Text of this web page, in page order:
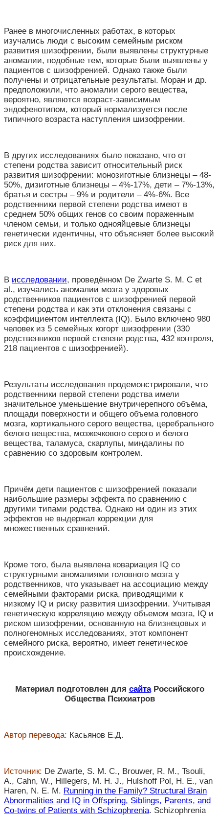
Ранее в многочисленных работах, в которых
изучались люди с высоким семейным риском
развития шизофрении, были выявлены структурные
аномалии, подобные тем, которые были выявлены у
пациентов с шизофренией. Однако также были
получены и отрицательные результаты. Моран и др.
предположили, что аномалии серого вещества,
вероятно, являются возраст-зависимым
эндофенотипом, который нормализуется после
типичного возраста наступления шизофрении.
В других исследованиях было показано, что от
степени родства зависит относительный риск
развития шизофрении: монозиготные близнецы – 48-
50%, дизиготные близнецы – 4%-17%, дети – 7%-13%,
братья и сестры – 9% и родители – 4%-6%. Все
родственники первой степени родства имеют в
среднем 50% общих генов со своим пораженным
членом семьи, и только однояйцевые близнецы
генетически идентичны, что объясняет более высокий
риск для них.
В исследовании, проведённом De Zwarte S. M. C et
al., изучались аномалии мозга у здоровых
родственников пациентов с шизофренией первой
степени родства и как эти отклонения связаны с
коэффициентом интеллекта (IQ). Было включено 980
человек из 5 семейных когорт шизофрении (330
родственников первой степени родства, 432 контроля,
218 пациентов с шизофренией).
Результаты исследования продемонстрировали, что
родственники первой степени родства имели
значительное уменьшение внутричерепного объёма,
площади поверхности и общего объема головного
мозга, кортикального серого вещества, церебрального
белого вещества, мозжечкового серого и белого
вещества, таламуса, скарлупы, миндалины по
сравнению со здоровым контролем.
Причём дети пациентов с шизофренией показали
наибольшие размеры эффекта по сравнению с
другими типами родства. Однако ни один из этих
эффектов не выдержал коррекции для
множественных сравнений.
Кроме того, была выявлена ковариация IQ со
структурными аномалиями головного мозга у
родственников, что указывает на ассоциацию между
семейными факторами риска, приводящими к
низкому IQ и риску развития шизофрении. Учитывая
генетическую корреляцию между объемом мозга, IQ и
риском шизофрении, основанную на близнецовых и
полногеномных исследованиях, этот компонент
семейного риска, вероятно, имеет генетическое
происхождение.
Материал подготовлен для сайтаРоссийского
Общества Психиатров
Автор перевода: Касьянов Е.Д.
Источник: De Zwarte, S. M. C., Brouwer, R. M., Tsouli,
A., Cahn, W., Hillegers, M. H. J., Hulshoff Pol, H. E., van
Haren, N. E. M. Running in the Family? Structural Brain
Abnormalities and IQ in Offspring, Siblings, Parents, and
Co-twins of Patients with Schizophrenia. Schizophrenia